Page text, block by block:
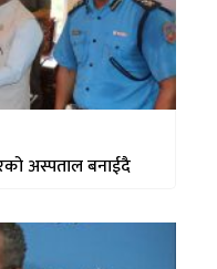
अस्पताल बनाईदै